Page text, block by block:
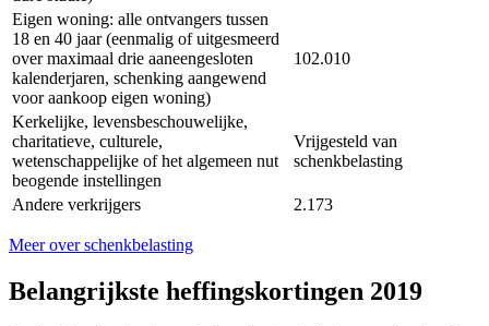
Eigen woning: alle ontvangers tussen
18 en 40 jaar (eenmalig of uitgesmeerd
over maximaal drie aaneengesloten
kalenderjaren, schenking aangewend
voor aankoop eigen woning)
102.010
Kerkelijke, levensbeschouwelijke,
charitatieve, culturele,
wetenschappelijke of het algemeen nut
beogende instellingen
Vrijgesteld van
schenkbelasting
Andere verkrijgers 2.173
Meer over schenkbelasting
Belangrijkste heffingskortingen 2019